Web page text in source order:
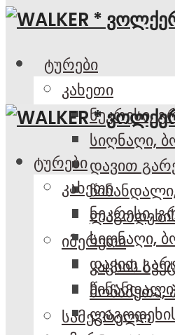
ტურები
კახეთი
ნეკრესი,
სიღნაღი,
დავით
იმერეთი
კაცხის
მოწამეთა,
სამეგრელო
ტურები
კახეთი
ნეკრესი,
სიღნაღი,
დავით